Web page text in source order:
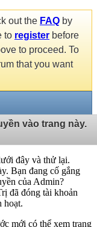
out the FAQ by
to register before
to proceed. To
that you want
vào trang này.
đây và thử lại.
Bạn đang cố gắng
của Admin?
đã đóng tài khoản
hoạt.
mới có thể xem trang